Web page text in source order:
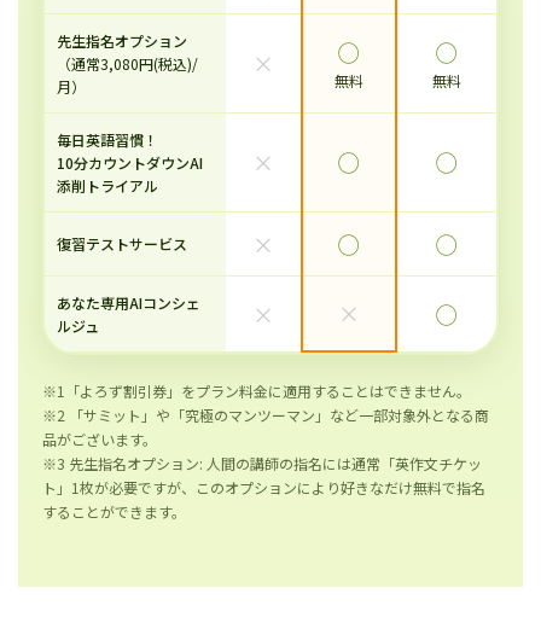
先生指名オプション
（通常3,080円(税込)/
月）
× ◯
無料
◯
無料
毎日英語習慣！
10分カウントダウンAI
添削トライアル
× ◯ ◯
復習テストサービス × ◯ ◯
あなた専用AIコンシェ
ルジュ
× × ◯
※1「よろず割引券」をプラン料金に適用することはできません。
※2 「サミット」や「究極のマンツーマン」など一部対象外となる商
品がございます。
※3 先生指名オプション: 人間の講師の指名には通常「英作文チケッ
ト」1枚が必要ですが、このオプションにより好きなだけ無料で指名
することができます。